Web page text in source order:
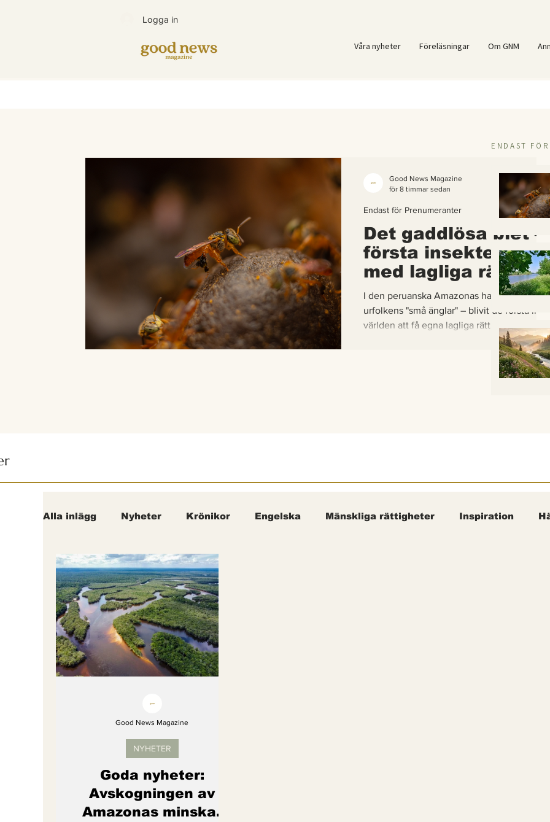
Logga in
Våra nyheter Föreläsningar Om GNM
Det gaddlösa biet –
första insekten i
med lagliga
I den peruanska Amazonas har de gaddlösa
urfolkens "små änglar" – blivit de första
världen att få egna lagliga rättigheter. En
om hur vetenskap, urfolkskunskap och
samman för att skydda regnskogens minsta
Endast för Prenumeranter
Good News Magazine
för 8 timmar sedan
ENDAST
Alla inlägg Nyheter Krönikor Engelska Mänskliga rättigheter Inspiration
Bättre värld Djurens rättigheter
fredligare värld Kände du till....
Endast för Prenumeranter
Goda nyheter:
Avskogningen av
Amazonas minskar
NYHETER
Good News Magazine